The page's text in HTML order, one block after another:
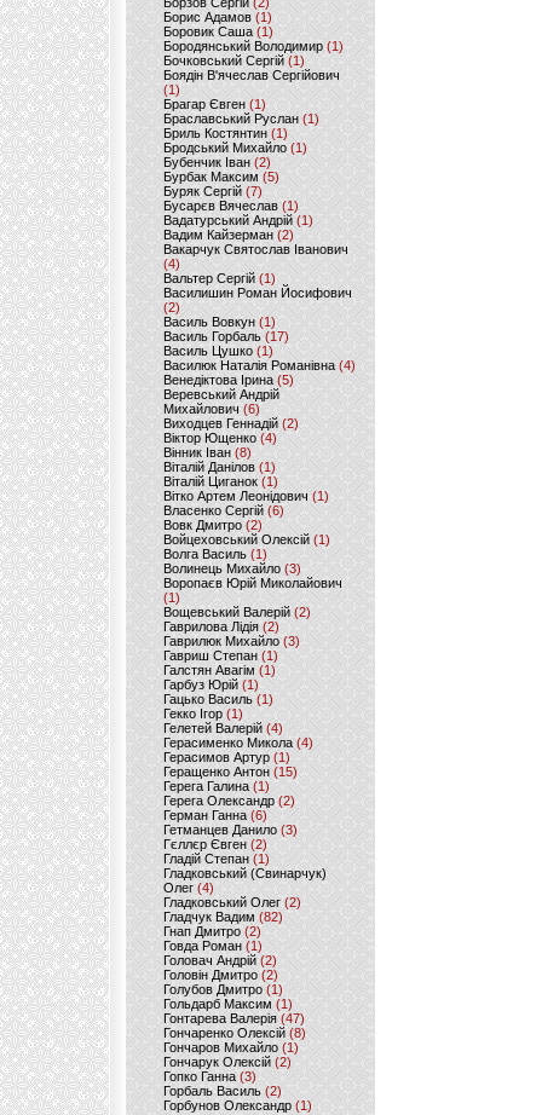
Борис Адамов(1)
Боровик Саша (1)
Бородянський Володимир (1)
Бочковський Сергій (1)
Боядін В'ячеслав Сергійович
(1)
Брагар Євген (1)
Браславський Руслан (1)
Бриль Костянтин (1)
Бродський Михайло (1)
Бубенчик Іван(2)
Бурбак Максим (5)
Буряк Сергій (7)
Бусарєв Вячеслав (1)
Вадатурський Андрій (1)
Вадим Кайзерман (2)
Вакарчук Святослав Іванович
(4)
Вальтер Сергій (1)
Василишин Роман Йосифович
(2)
Василь Вовкун (1)
Василь Горбаль (17)
Василь Цушко (1)
Василюк Наталія Романівна (4)
Венедіктова Ірина(5)
Веревський Андрій
Михайлович (6)
Виходцев Геннадій (2)
Віктор Ющенко (4)
Вінник Іван (8)
Віталій Данілов (1)
Віталій Циганок (1)
Вітко Артем Леонідович(1)
Власенко Сергій (6)
Вовк Дмитро(2)
Войцеховський Олексій(1)
Волга Василь (1)
Волинець Михайло (3)
Воропаєв Юрій Миколайович
(1)
Вощевський Валерій(2)
Гаврилова Лідія (2)
Гаврилюк Михайло (3)
Гавриш Степан (1)
Галстян Авагім (1)
Гарбуз Юрій (1)
Гацько Василь (1)
Гекко Ігор(1)
Гелетей Валерій (4)
Герасименко Микола (4)
Герасимов Артур (1)
Геращенко Антон(15)
Герега Галина (1)
Герега Олександр (2)
Герман Ганна (6)
Гетманцев Данило (3)
Гєллєр Євген (2)
Гладій Степан(1)
Гладковський (Свинарчук)
Олег (4)
Гладковський Олег (2)
Гладчук Вадим (82)
Гнап Дмитро (2)
Говда Роман(1)
Головач Андрій (2)
Головін Дмитро (2)
Голубов Дмитро (1)
Гольдарб Максим(1)
Гонтарева Валерія (47)
Гончаренко Олексій(8)
Гончаров Михайло (1)
Гончарук Олексій (2)
Гопко Ганна (3)
Горбаль Василь (2)
Горбунов Олександр (1)